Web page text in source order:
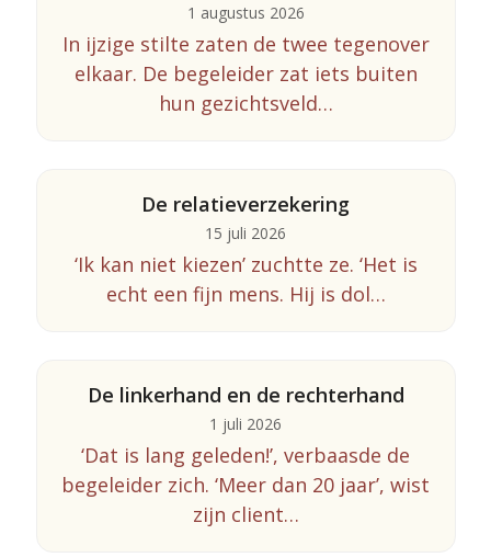
1 augustus 2026
In ijzige stilte zaten de twee tegenover
elkaar. De begeleider zat iets buiten
hun gezichtsveld…
De relatieverzekering
15 juli 2026
‘Ik kan niet kiezen’ zuchtte ze. ‘Het is
echt een fijn mens. Hij is dol…
De linkerhand en de rechterhand
1 juli 2026
‘Dat is lang geleden!’, verbaasde de
begeleider zich. ‘Meer dan 20 jaar’, wist
zijn client…